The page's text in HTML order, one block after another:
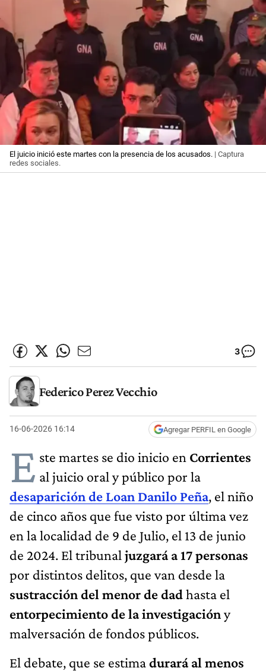
El juicio inició este martes con la presencia de los acusados. | Captura
redes sociales.
3
Federico Perez Vecchio
16-06-2026 16:14 Agregar PERFIL en Google
E ste martes se dio inicio en Corrientes
al juicio oral y público por la
desaparición de Loan Danilo Peña, el niño
de cinco años que fue visto por última vez
en la localidad de 9 de Julio, el 13 de junio
de 2024. El tribunal juzgará a 17 personas
por distintos delitos, que van desde la
sustracción del menor de dadhasta el
entorpecimiento de la investigacióny
malversación de fondos públicos.
El debate, que se estimadurará al menos